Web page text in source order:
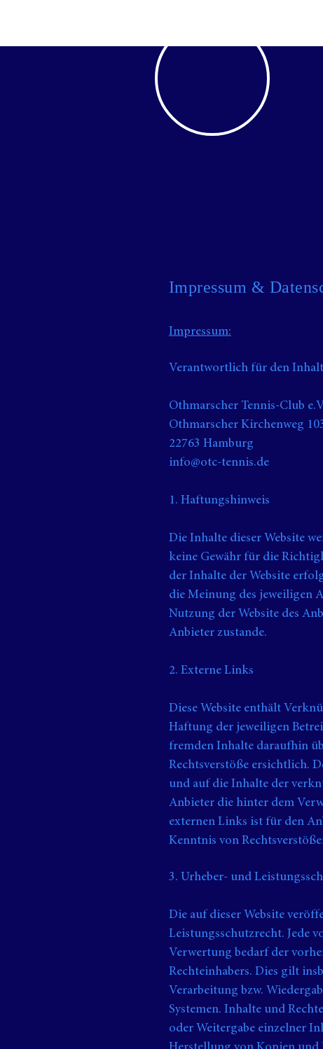
Impressum &
Impressum:
Verantwortlich für den
Othmarscher Tennis-Club
Othmarscher Kirchenweg
22763 Hamburg
info@otc-tennis.de
1. Haftungshinweis
Die Inhalte dieser Website
keine Gewähr für die
der Inhalte der Website
die Meinung des jeweiligen
Nutzung der Website des
Anbieter zustande.
2. Externe Links
Diese Website enthält
Haftung der jeweiligen
fremden Inhalte daraufhin
Rechtsverstöße ersichtlich.
und auf die Inhalte der
Anbieter die hinter dem
externen Links ist für den
Kenntnis von
3. Urheber- und
Die auf dieser Website
Leistungsschutzrecht. Jede
Verwertung bedarf der
Rechteinhabers. Dies gilt
Verarbeitung bzw.
Systemen. Inhalte und
oder Weitergabe einzelner